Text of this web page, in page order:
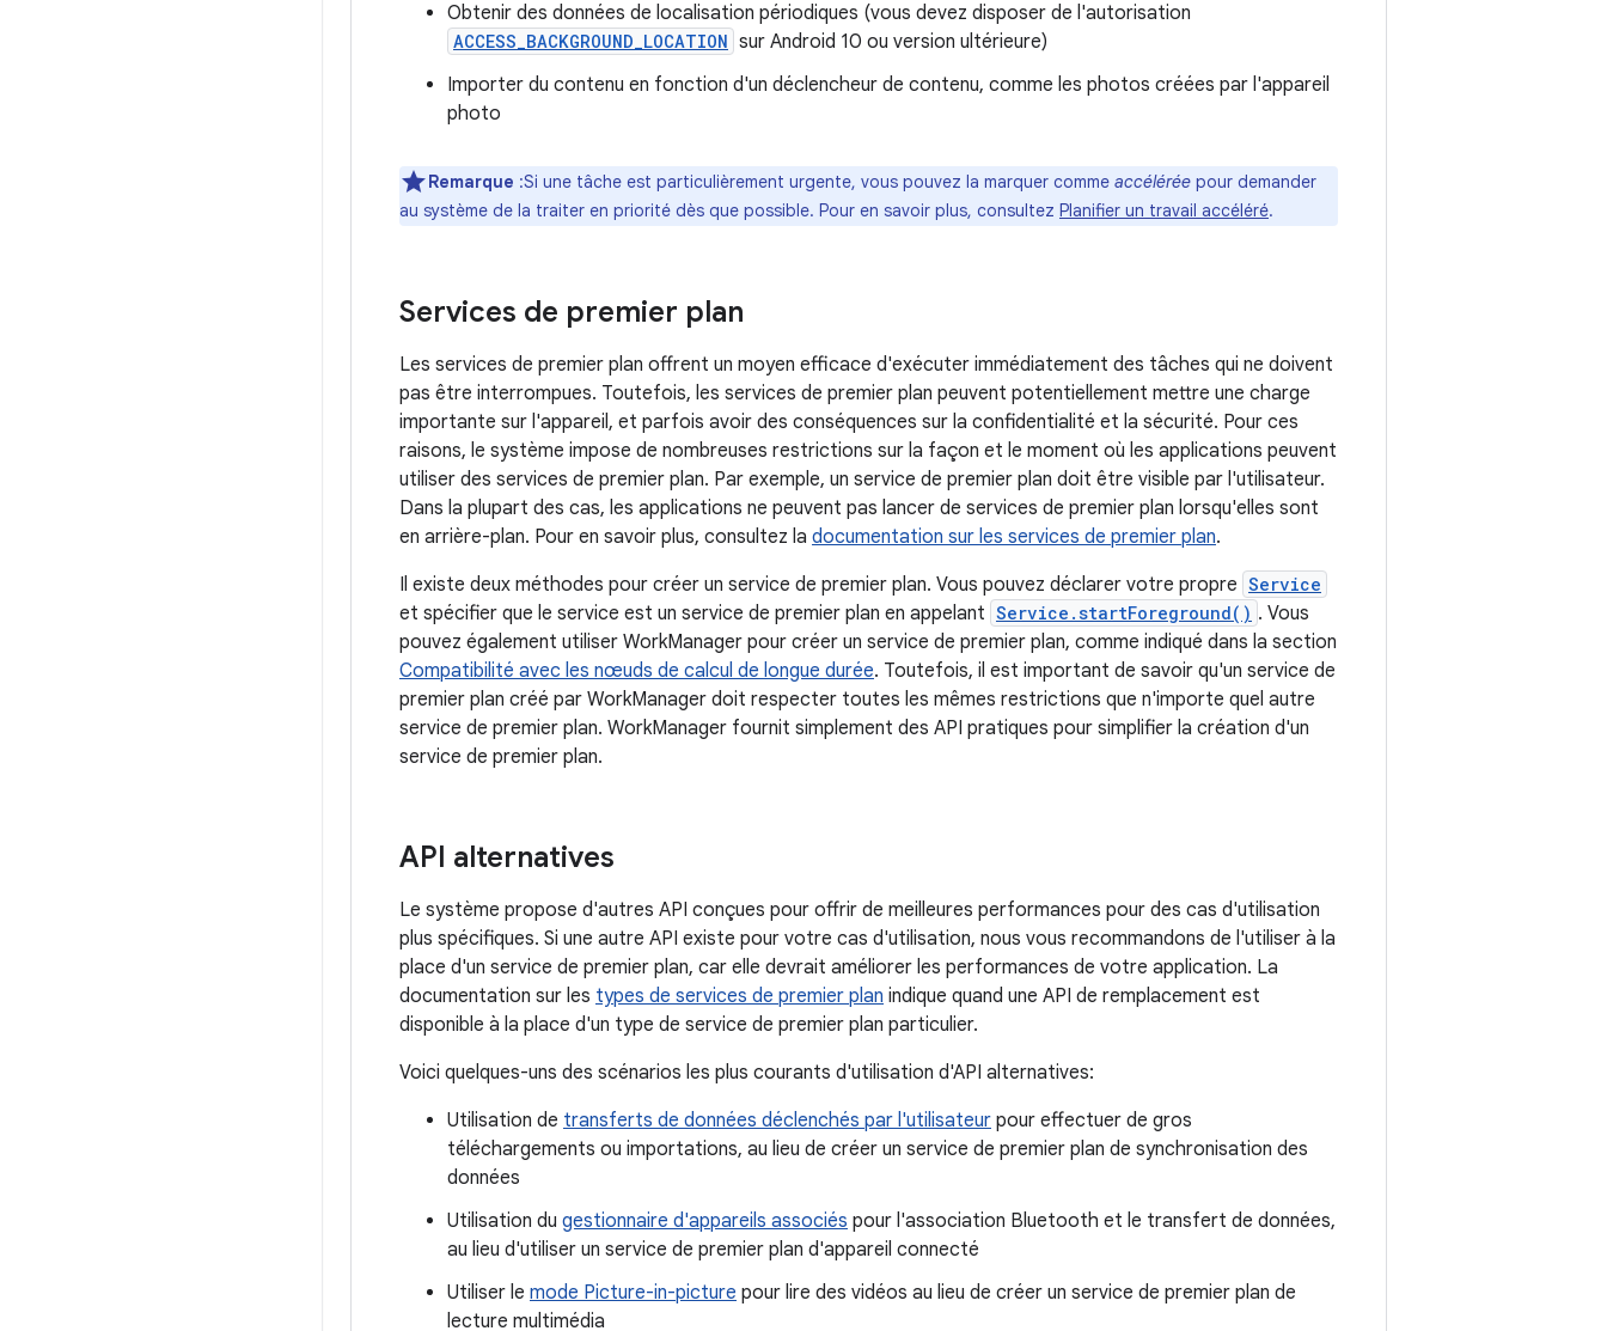
Obtenir des données de localisation périodiques (vous devez disposer de l'autorisation
ACCESS_BACKGROUND_LOCATION sur Android 10 ou version ultérieure)
Importer du contenu en fonction d'un déclencheur de contenu, comme les photos créées par l'appareil
photo
Remarque :Si une tâche est particulièrement urgente, vous pouvez la marquer comme accélérée pour demander
au système de la traiter en priorité dès que possible. Pour en savoir plus, consultez Planifier un travail accéléré.
Services de premier plan
Les services de premier plan offrent un moyen efficace d'exécuter immédiatement des tâches qui ne doivent
pas être interrompues. Toutefois, les services de premier plan peuvent potentiellement mettre une charge
importante sur l'appareil, et parfois avoir des conséquences sur la confidentialité et la sécurité. Pour ces
raisons, le système impose de nombreuses restrictions sur la façon et le moment où les applications peuvent
utiliser des services de premier plan. Par exemple, un service de premier plan doit être visible par l'utilisateur.
Dans la plupart des cas, les applications ne peuvent pas lancer de services de premier plan lorsqu'elles sont
en arrière-plan. Pour en savoir plus, consultez la documentation sur les services de premier plan.
Il existe deux méthodes pour créer un service de premier plan. Vous pouvez déclarer votre propre Service
et spécifier que le service est un service de premier plan en appelant Service.startForeground() . Vous
pouvez également utiliser WorkManager pour créer un service de premier plan, comme indiqué dans la section
Compatibilité avec les nœuds de calcul de longue durée. Toutefois, il est important de savoir qu'un service de
premier plan créé par WorkManager doit respecter toutes les mêmes restrictions que n'importe quel autre
service de premier plan. WorkManager fournit simplement des API pratiques pour simplifier la création d'un
service de premier plan.
API alternatives
Le système propose d'autres API conçues pour offrir de meilleures performances pour des cas d'utilisation
plus spécifiques. Si une autre API existe pour votre cas d'utilisation, nous vous recommandons de l'utiliser à la
place d'un service de premier plan, car elle devrait améliorer les performances de votre application. La
documentation sur les types de services de premier plan indique quand une API de remplacement est
disponible à la place d'un type de service de premier plan particulier.
Voici quelques-uns des scénarios les plus courants d'utilisation d'API alternatives:
Utilisation de transferts de données déclenchés par l'utilisateur pour effectuer de gros
téléchargements ou importations, au lieu de créer un service de premier plan de synchronisation des
données
Utilisation du gestionnaire d'appareils associés pour l'association Bluetooth et le transfert de données,
au lieu d'utiliser un service de premier plan d'appareil connecté
Utiliser le mode Picture-in-picture pour lire des vidéos au lieu de créer un service de premier plan de
lecture multimédia